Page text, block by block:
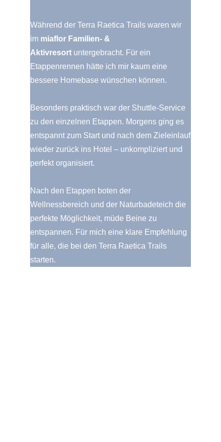
Während der Terra Raetica Trails waren wir
im miaflor Familien- &
Aktivresort untergebracht. Für ein
Etappenrennen hätte ich mir kaum eine
bessere Homebase wünschen können.
Besonders praktisch war der Shuttle-Service
zu den einzelnen Etappen. Morgens ging es
entspannt zum Start und nach dem Zieleinlauf
wieder zurück ins Hotel – unkompliziert und
perfekt organisiert.
Nach den Etappen boten der
Wellnessbereich und der Naturbadeteich die
perfekte Möglichkeit, müde Beine zu
entspannen. Für mich eine klare Empfehlung
für alle, die bei den Terra Raetica Trails
starten.